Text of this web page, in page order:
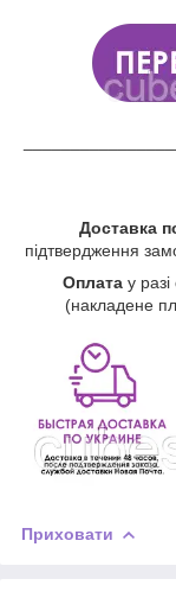
Доставка
підтвердження
Оплата у
(накладене
Приховати